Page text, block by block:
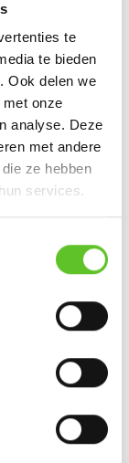
te
te bieden
Ook delen we
onze
analyse. Deze
met andere
ze hebben
services.
en dinsdag
De Kroon in
de workshop
je danst erop
vanaf9 tot en
Meer info
vind jehier.
ook
van de
het belangrijk
om te weten